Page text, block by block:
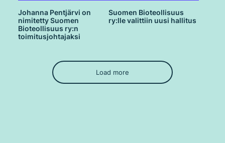
Johanna Pentjärvi on
nimitetty Suomen
Bioteollisuus ry:n
toimitusjohtajaksi
Suomen Bioteollisuus
ry:lle valittiin uusi hallitus
Load more